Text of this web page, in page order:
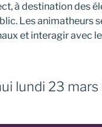
à destination des
Les animatheurs
et interagir avec
lundi 23 mars